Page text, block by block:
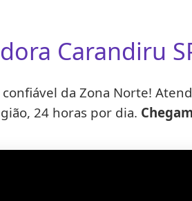
Carandiru
confiável da Zona Norte!
24 horas por dia.